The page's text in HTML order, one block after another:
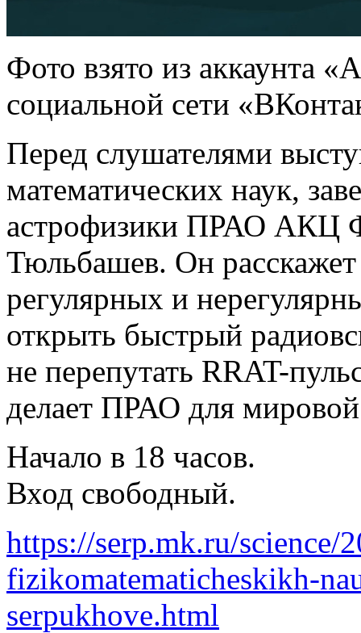
Фото взято из аккаунта
социальной сети
Перед слушателями
математических наук,
астрофизики ПРАО АКЦ
Тюльбашев. Он
регулярных и
открыть быстрый
не перепутать RRAT-
делает ПРАО для
Начало в 18 часов.
Вход свободный.
https://serp.mk.ru/science/
fizikomatematicheskikh-
serpukhove.html